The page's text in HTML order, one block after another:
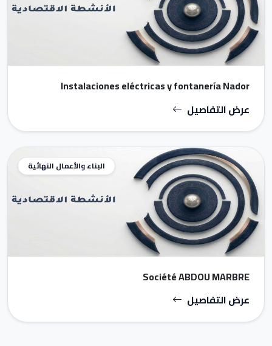
Instalaciones eléctricas y fontanería Nador
عرض التفاصيل
البناء والأعمال النهائية
Société ABDOU MARBRE
عرض التفاصيل